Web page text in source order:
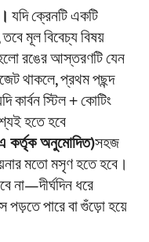
যদি ক্রেনটি একটি
মূল বিবেচ্য বিষয়
রঙের আস্তরণটি যেন
থাকলে, প্রথম পছন্দ
কার্বন স্টিল + কোটিং
হতে হবে
কর্তৃক অনুমোদিত)সহজ
মতো মসৃণ হতে হবে।
না—দীর্ঘদিন ধরে
পড়তে পারে বা গুঁড়ো হয়ে